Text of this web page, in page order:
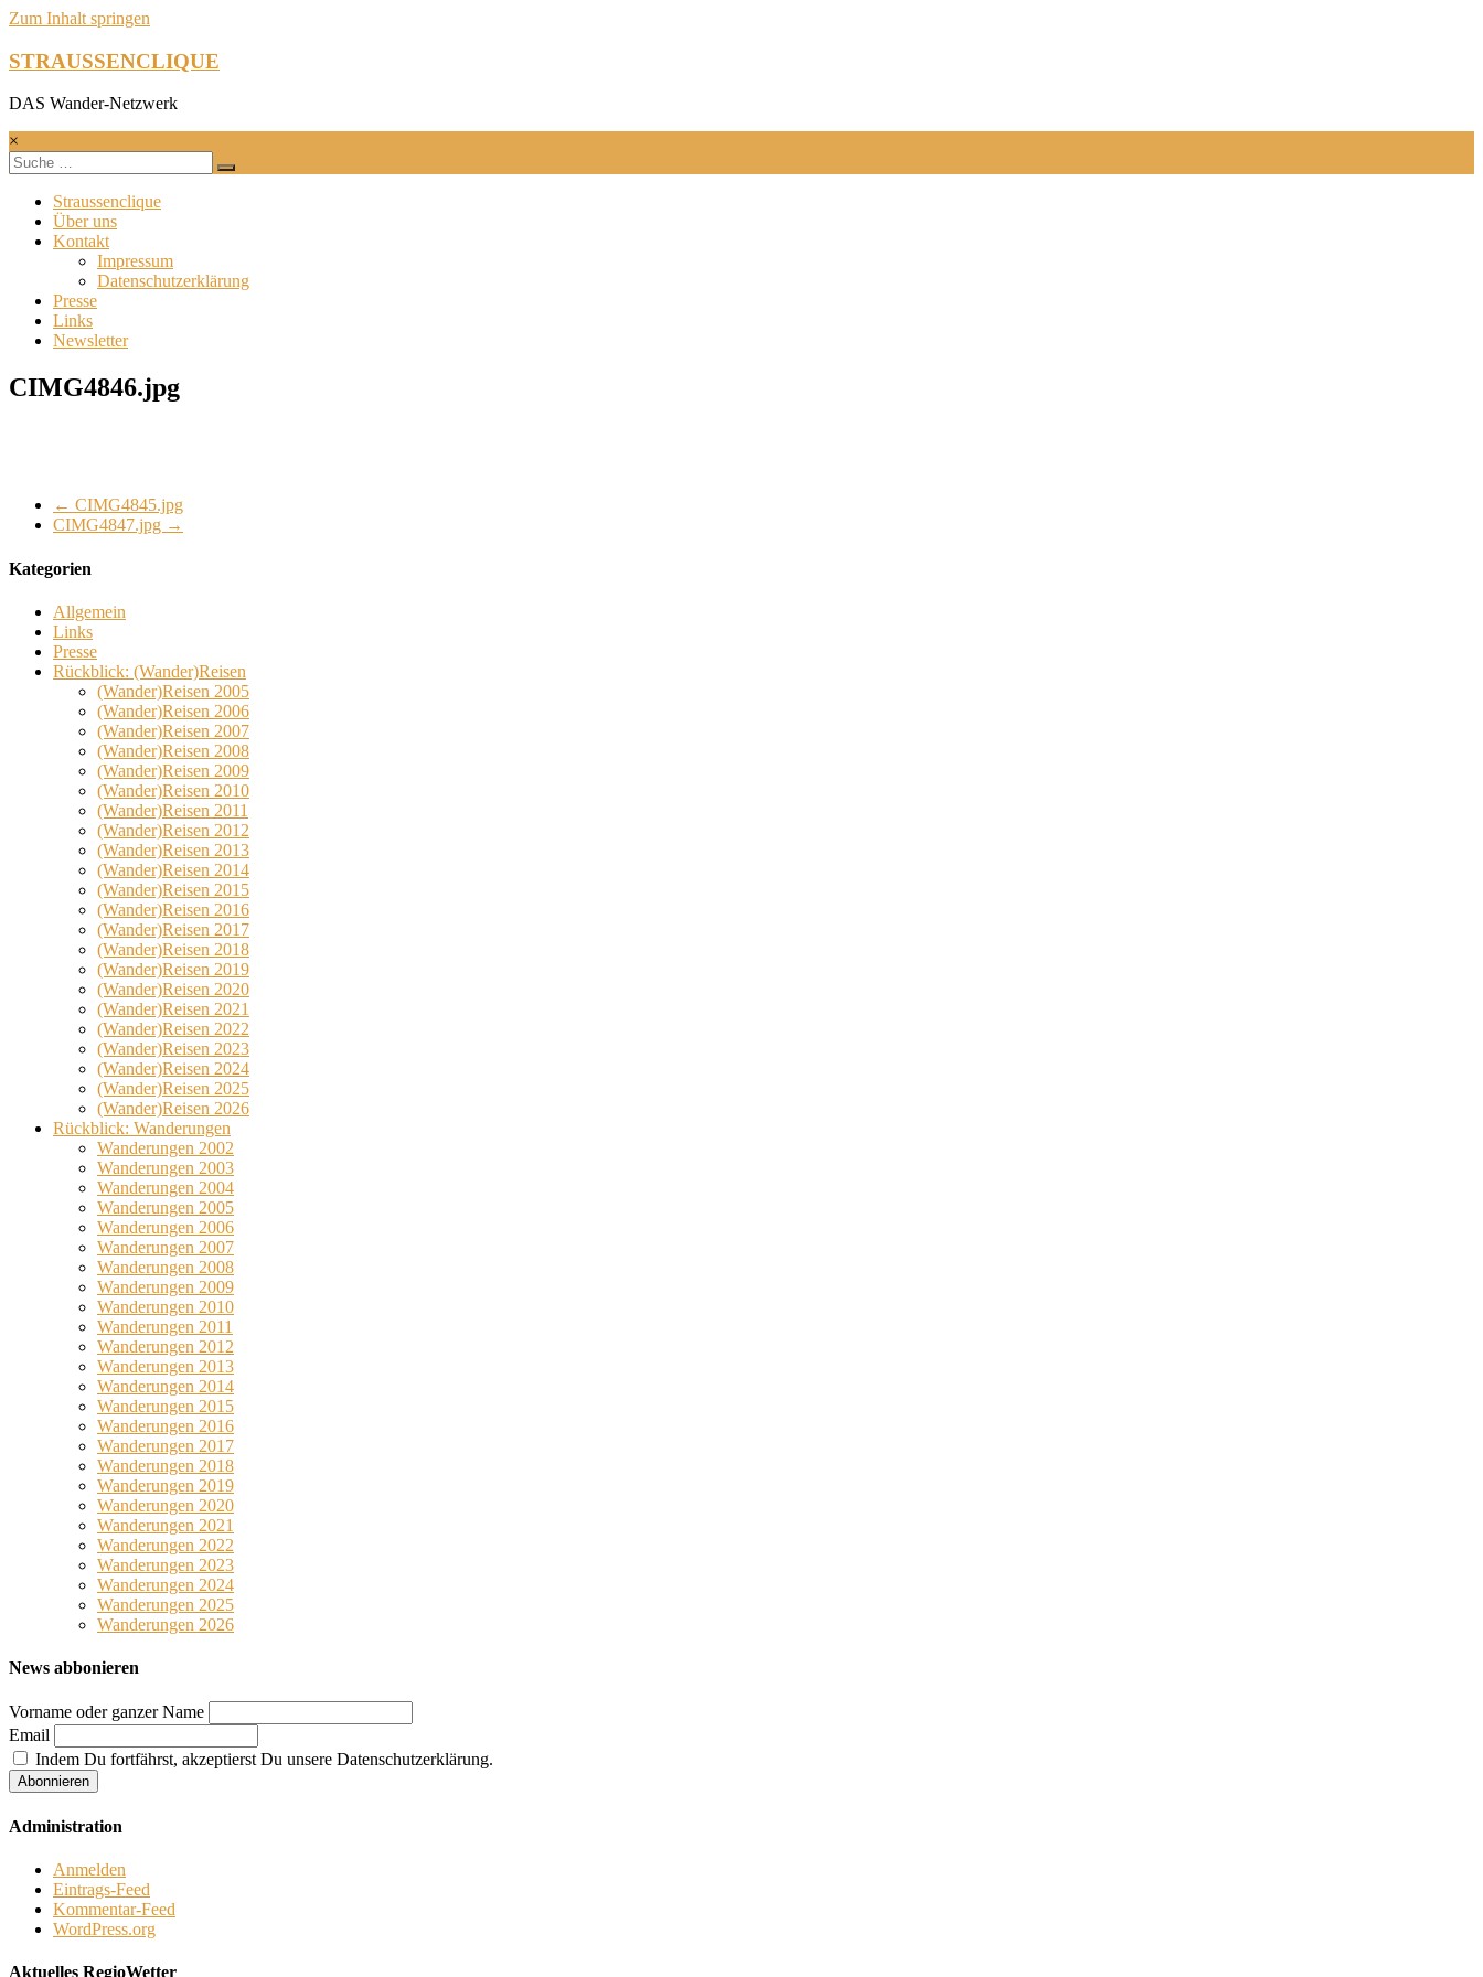
Zum Inhalt springen
STRAUSSENCLIQUE
DAS Wander-Netzwerk
×
Straussenclique
Über uns
Kontakt
Impressum
Datenschutzerklärung
Presse
Links
Newsletter
CIMG4846.jpg
← CIMG4845.jpg
CIMG4847.jpg →
Kategorien
Allgemein
Links
Presse
Rückblick: (Wander)Reisen
(Wander)Reisen 2005
(Wander)Reisen 2006
(Wander)Reisen 2007
(Wander)Reisen 2008
(Wander)Reisen 2009
(Wander)Reisen 2010
(Wander)Reisen 2011
(Wander)Reisen 2012
(Wander)Reisen 2013
(Wander)Reisen 2014
(Wander)Reisen 2015
(Wander)Reisen 2016
(Wander)Reisen 2017
(Wander)Reisen 2018
(Wander)Reisen 2019
(Wander)Reisen 2020
(Wander)Reisen 2021
(Wander)Reisen 2022
(Wander)Reisen 2023
(Wander)Reisen 2024
(Wander)Reisen 2025
(Wander)Reisen 2026
Rückblick: Wanderungen
Wanderungen 2002
Wanderungen 2003
Wanderungen 2004
Wanderungen 2005
Wanderungen 2006
Wanderungen 2007
Wanderungen 2008
Wanderungen 2009
Wanderungen 2010
Wanderungen 2011
Wanderungen 2012
Wanderungen 2013
Wanderungen 2014
Wanderungen 2015
Wanderungen 2016
Wanderungen 2017
Wanderungen 2018
Wanderungen 2019
Wanderungen 2020
Wanderungen 2021
Wanderungen 2022
Wanderungen 2023
Wanderungen 2024
Wanderungen 2025
Wanderungen 2026
News abbonieren
Vorname oder ganzer Name
Email
Indem Du fortfährst, akzeptierst Du unsere Datenschutzerklärung.
Administration
Anmelden
Eintrags-Feed
Kommentar-Feed
WordPress.org
Aktuelles RegioWetter